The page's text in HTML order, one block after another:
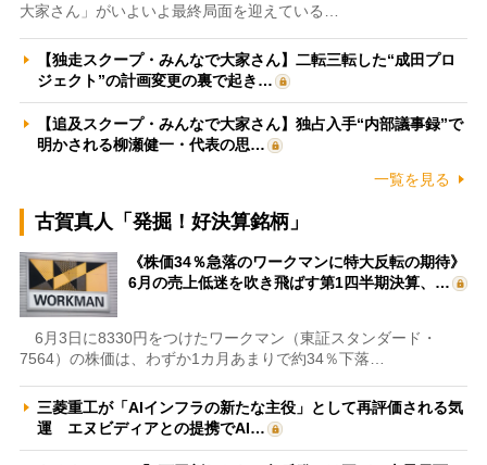
大家さん」がいよいよ最終局面を迎えている…
【独走スクープ・みんなで大家さん】二転三転した“成田プロ
ジェクト”の計画変更の裏で起き…
【追及スクープ・みんなで大家さん】独占入手“内部議事録”で
明かされる柳瀬健一・代表の思…
一覧を見る
古賀真人「発掘！好決算銘柄」
《株価34％急落のワークマンに特大反転の期待》
6月の売上低迷を吹き飛ばす第1四半期決算、…
6月3日に8330円をつけたワークマン（東証スタンダード・
7564）の株価は、わずか1カ月あまりで約34％下落…
三菱重工が「AIインフラの新たな主役」として再評価される気
運 エヌビディアとの提携でAI…